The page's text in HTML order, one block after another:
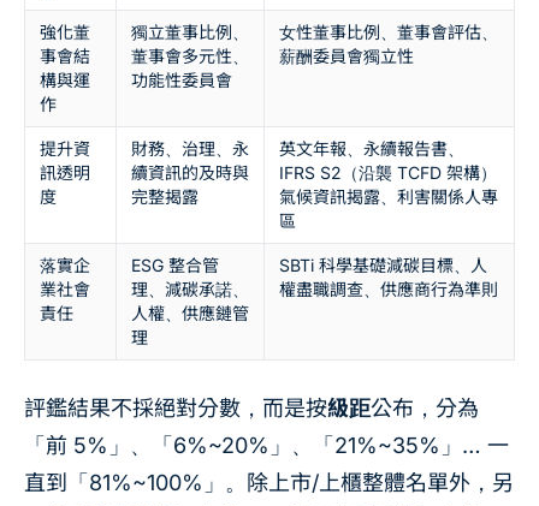
強化董
事會結
構與運
作
獨立董事比例、
董事會多元性、
功能性委員會
女性董事比例、董事會評估、
薪酬委員會獨立性
提升資
訊透明
度
財務、治理、永
續資訊的及時與
完整揭露
英文年報、永續報告書、
IFRS S2（沿襲 TCFD 架構）
氣候資訊揭露、利害關係人專
區
落實企
業社會
責任
ESG 整合管
理、減碳承諾、
人權、供應鏈管
理
SBTi 科學基礎減碳目標、人
權盡職調查、供應商行為準則
評鑑結果不採絕對分數，而是按級距公布，分為
「前 5%」、「6%~20%」、「21%~35%」… 一
直到「81%~100%」。除上市/上櫃整體名單外，另